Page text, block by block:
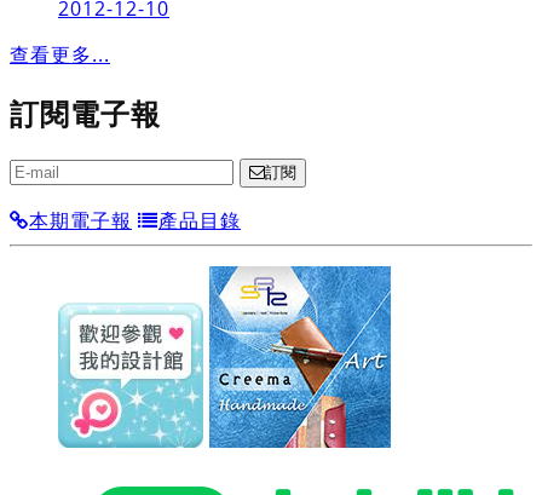
2012-12-10
查看更多...
訂閱電子報
訂閱
本期電子報 產品目錄